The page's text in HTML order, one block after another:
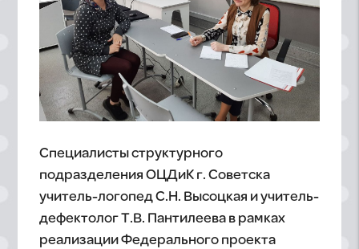
Специалисты структурного
подразделения ОЦДиК г. Советска
учитель-логопед С.Н. Высоцкая и учитель-
дефектолог Т.В. Пантилеева в рамках
реализации Федерального проекта